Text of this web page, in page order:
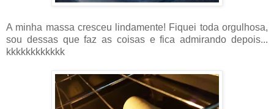
A minha massa cresceu lindamente! Fiquei toda orgulhosa,
sou dessas que faz as coisas e fica admirando depois...
kkkkkkkkkkkk